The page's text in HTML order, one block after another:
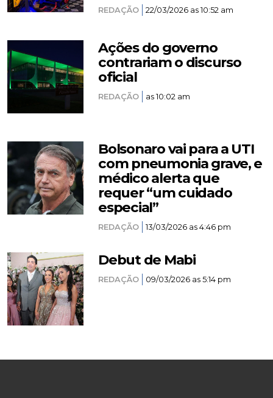
REDAÇÃO 22/03/2026 as 10:52 am
Ações do governo
contrariam o discurso
oficial
REDAÇÃO as 10:02 am
Bolsonaro vai para a UTI
com pneumonia grave, e
médico alerta que
requer “um cuidado
especial”
REDAÇÃO 13/03/2026 as 4:46 pm
Debut de Mabi
REDAÇÃO 09/03/2026 as 5:14 pm